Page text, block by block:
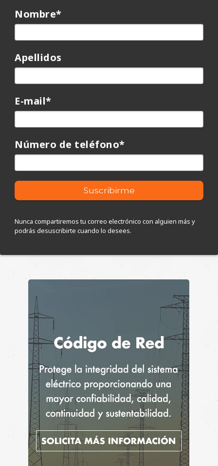
Nombre*
Apellidos
E-mail*
Número de teléfono*
Nunca compartiremos tu correo electrónico con alguien más y
podrás desuscribirte cuando lo desees.